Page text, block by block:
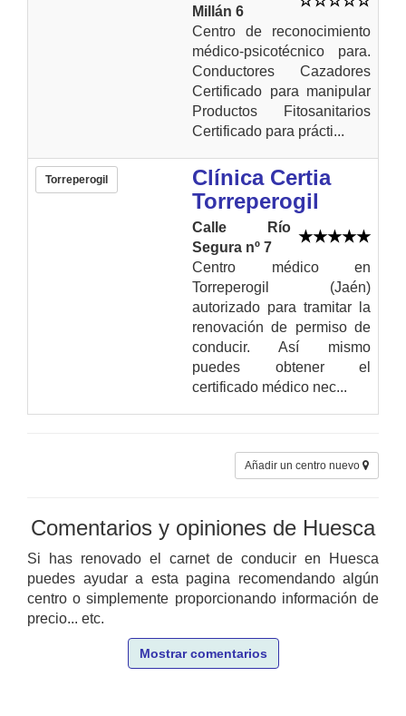
Millán 6
Centro de reconocimiento
médico-psicotécnico para.
Conductores Cazadores
Certificado para manipular
Productos Fitosanitarios
Certificado para prácti...
Torreperogil
Clínica Certia
Torreperogil
Calle Río
Segura nº 7
Centro médico en
Torreperogil (Jaén)
autorizado para tramitar la
renovación de permiso de
conducir. Así mismo
puedes obtener el
certificado médico nec...
Añadir un centro nuevo
Comentarios y opiniones de Huesca
Si has renovado el carnet de conducir en Huesca
puedes ayudar a esta pagina recomendando algún
centro o simplemente proporcionando información de
precio... etc.
Mostrar comentarios